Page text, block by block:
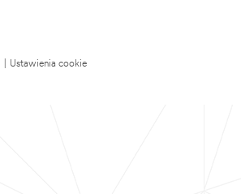
Ustawienia cookie